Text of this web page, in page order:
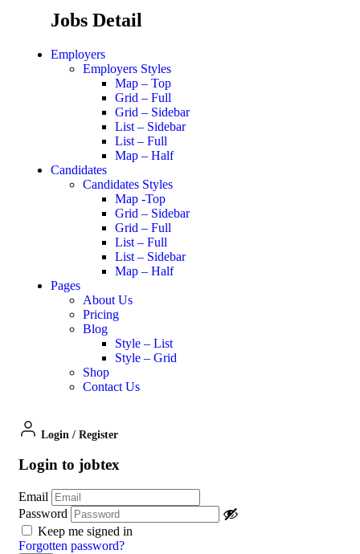
Jobs Detail
Employers
Employers Styles
Map – Top
Grid – Full
Grid – Sidebar
List – Sidebar
List – Full
Map – Half
Candidates
Candidates Styles
Map -Top
Grid – Sidebar
Grid – Full
List – Full
List – Sidebar
Map – Half
Pages
About Us
Pricing
Blog
Style – List
Style – Grid
Shop
Contact Us
Login / Register
Login to jobtex
Email
Password
Keep me signed in
Forgotten password?